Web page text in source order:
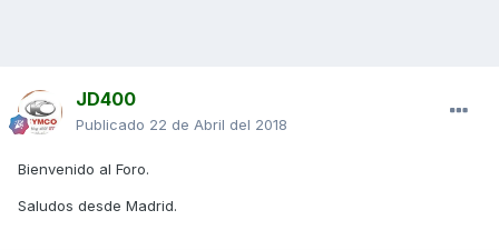
JD400
Publicado 22 de Abril del 2018
Bienvenido al Foro.
Saludos desde Madrid.